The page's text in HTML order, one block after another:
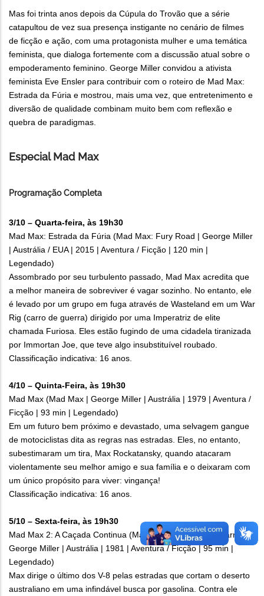
Mas foi trinta anos depois da Cúpula do Trovão que a série
catapultou de vez sua presença instigante no cenário de filmes
de ficção e ação, com uma protagonista mulher e uma temática
feminista, que dialoga fortemente com a discussão atual sobre o
empoderamento feminino. George Miller convidou a ativista
feminista Eve Ensler para contribuir com o roteiro de Mad Max:
Estrada da Fúria e mostrou, mais uma vez, que entretenimento e
diversão de qualidade combinam muito bem com reflexão e
quebra de paradigmas.
Especial Mad Max
Programação Completa
3/10 – Quarta-feira, às 19h30
Mad Max: Estrada da Fúria (Mad Max: Fury Road | George Miller
| Austrália / EUA | 2015 | Aventura / Ficção | 120 min |
Legendado)
Assombrado por seu turbulento passado, Mad Max acredita que
a melhor maneira de sobreviver é vagar sozinho. No entanto, ele
é levado por um grupo em fuga através de Wasteland em um War
Rig (carro de guerra) dirigido por uma Imperatriz de elite
chamada Furiosa. Eles estão fugindo de uma cidadela tiranizada
por Immortan Joe, que teve algo insubstituível roubado.
Classificação indicativa: 16 anos.
4/10 – Quinta-Feira, às 19h30
Mad Max (Mad Max | George Miller | Austrália | 1979 | Aventura /
Ficção | 93 min | Legendado)
Em um futuro bem próximo e devastado, uma selvagem gangue
de motociclistas dita as regras nas estradas. Eles, no entanto,
subestimaram um tira, Max Rockatansky, quando atacaram
violentamente seu melhor amigo e sua família e o deixaram com
um único propósito para viver: vingança!
Classificação indicativa: 16 anos.
5/10 – Sexta-feira, às 19h30
Mad Max 2: A Caçada Continua (Mad Max 2: The Road Warrior |
George Miller | Austrália | 1981 | Aventura / Ficção | 95 min |
Legendado)
Max dirige o último dos V-8 pelas estradas que cortam o deserto
australiano em uma infindável busca por gasolina. Contra ele